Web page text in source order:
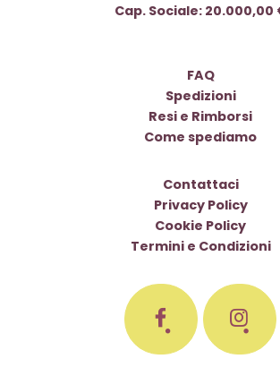
Cap. Sociale: 20.000,00
FAQ
Spedizioni
Resi e Rimborsi
Come spediamo
Contattaci
Privacy Policy
Cookie Policy
Termini e Condizioni